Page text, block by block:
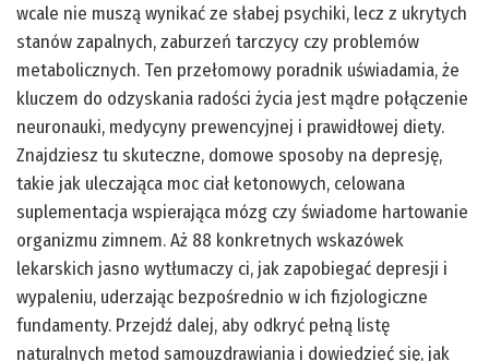
wcale nie muszą wynikać ze słabej psychiki, lecz z ukrytych
stanów zapalnych, zaburzeń tarczycy czy problemów
metabolicznych. Ten przełomowy poradnik uświadamia, że
kluczem do odzyskania radości życia jest mądre połączenie
neuronauki, medycyny prewencyjnej i prawidłowej diety.
Znajdziesz tu skuteczne, domowe sposoby na depresję,
takie jak uleczająca moc ciał ketonowych, celowana
suplementacja wspierająca mózg czy świadome hartowanie
organizmu zimnem. Aż 88 konkretnych wskazówek
lekarskich jasno wytłumaczy ci, jak zapobiegać depresji i
wypaleniu, uderzając bezpośrednio w ich fizjologiczne
fundamenty. Przejdź dalej, aby odkryć pełną listę
naturalnych metod samouzdrawiania i dowiedzieć się, jak